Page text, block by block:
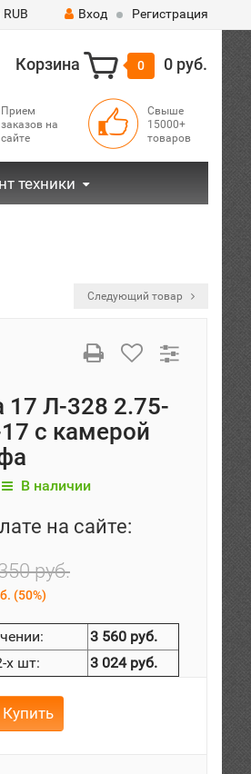
RUB Вход Регистрация
Корзина 0 0 руб.
Прием
заказов на
сайте
Свыше
15000+
товаров
техники
Следующий товар
Л-328 2.75-
с камерой
В наличии
на сайте:
руб.
(50%)
3 560 руб.
х шт:
3 024 руб.
Купить